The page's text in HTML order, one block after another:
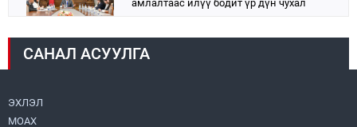
амлалтаас илүү бодит үр дүн чухал
Монголбанк 7 дугаар сард 1,439.2 кг үнэт
САНАЛ АСУУЛГА
ЭХЛЭЛ
МОАХ